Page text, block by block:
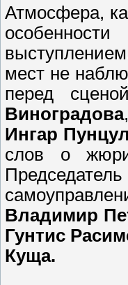
Атмосфера,
мест не
перед
Виноградова
Ингар
слов о
Владимир
Гунтис
Куща.